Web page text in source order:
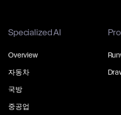
Specialized AI
Overview
자동차
국방
중공업